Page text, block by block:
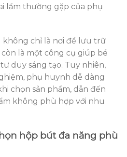
lầm thường gặp của phụ
không chỉ là nơi để lưu trữ
là một công cụ giúp bé
duy sáng tạo. Tuy nhiên,
phụ huynh dễ dàng
chọn sản phẩm, dẫn đến
không phù hợp với nhu
hộp bút đa năng phù